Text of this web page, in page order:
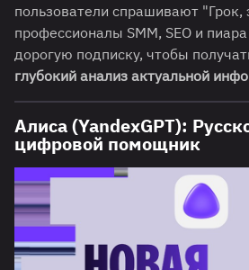
пользователи спрашивают "Грок,
профессионалы SMM, SEO и
дорогую подписку, чтобы
глубокий анализ актуальной
Алиса (YandexGPT):
цифровой помощник